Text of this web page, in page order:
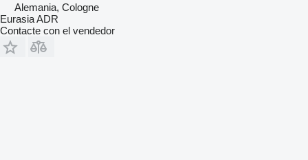
Alemania, Cologne
Eurasia ADR
Contacte con el vendedor